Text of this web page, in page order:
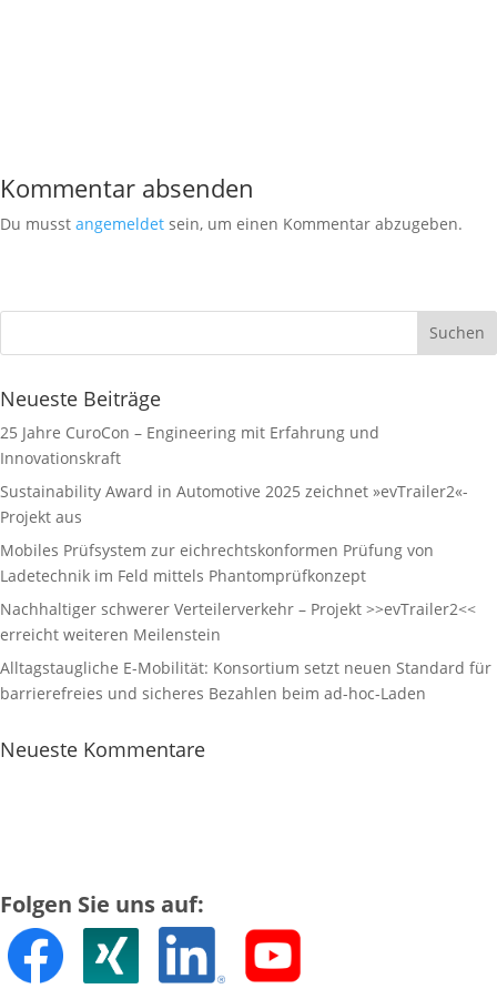
Kommentar absenden
Du musst angemeldet sein, um einen Kommentar abzugeben.
Neueste Beiträge
25 Jahre CuroCon – Engineering mit Erfahrung und
Innovationskraft
Sustainability Award in Automotive 2025 zeichnet »evTrailer2«-
Projekt aus
Mobiles Prüfsystem zur eichrechtskonformen Prüfung von
Ladetechnik im Feld mittels Phantomprüfkonzept
Nachhaltiger schwerer Verteilerverkehr – Projekt >>evTrailer2<<
erreicht weiteren Meilenstein
Alltagstaugliche E-Mobilität: Konsortium setzt neuen Standard für
barrierefreies und sicheres Bezahlen beim ad-hoc-Laden
Neueste Kommentare
Folgen Sie uns auf: